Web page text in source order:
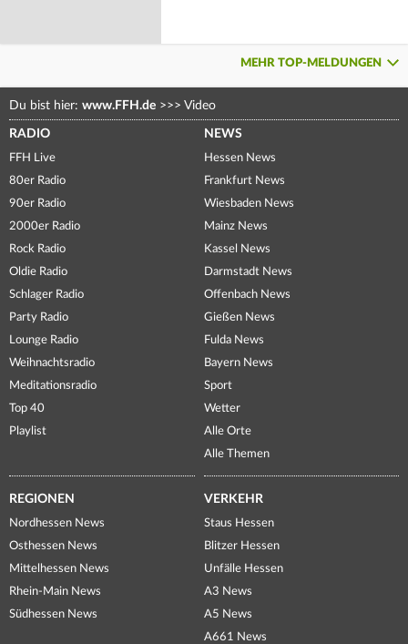
MEHR TOP-MELDUNGEN
Du bist hier: www.FFH.de >>> Video
RADIO
FFH Live
80er Radio
90er Radio
2000er Radio
Rock Radio
Oldie Radio
Schlager Radio
Party Radio
Lounge Radio
Weihnachtsradio
Meditationsradio
Top 40
Playlist
NEWS
Hessen News
Frankfurt News
Wiesbaden News
Mainz News
Kassel News
Darmstadt News
Offenbach News
Gießen News
Fulda News
Bayern News
Sport
Wetter
Alle Orte
Alle Themen
REGIONEN
Nordhessen News
Osthessen News
Mittelhessen News
Rhein-Main News
Südhessen News
VERKEHR
Staus Hessen
Blitzer Hessen
Unfälle Hessen
A3 News
A5 News
A661 News